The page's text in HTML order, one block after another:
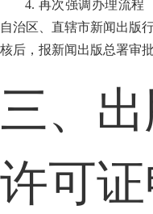
4. 再次强调办理流程
自治区、直辖市新闻出版
核后，报新闻出版总署审批
三、
许可